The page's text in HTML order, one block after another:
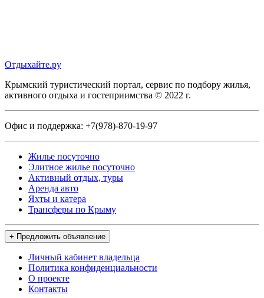
Отдыхайте.ру
Крымский туристический портал, сервис по подбору жилья,
активного отдыха и гостеприимства © 2022 г.
Офис и поддержка: +7(978)-870-19-97
Жилье посуточно
Элитное жилье посуточно
Активный отдых, туры
Аренда авто
Яхты и катера
Трансферы по Крыму
+ Предложить объявление
Личный кабинет владельца
Политика конфиденциальности
О проекте
Контакты